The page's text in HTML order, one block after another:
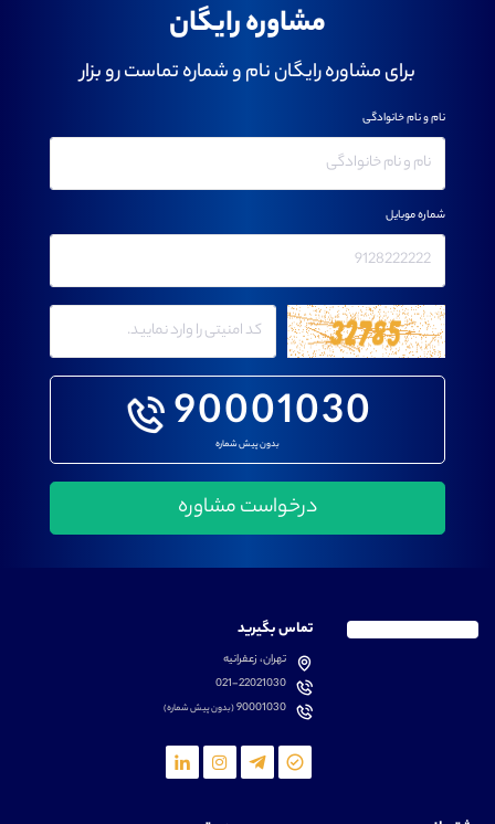
مشاوره رایگان
برای مشاوره رایگان نام و شماره تماست رو بزار
90001030
بدون پیش شماره
نام و نام خانوادگی
شماره موبایل
تماس بگیرید
تهران، زعفرانیه
021-22021030
90001030(بدون پیش شماره)